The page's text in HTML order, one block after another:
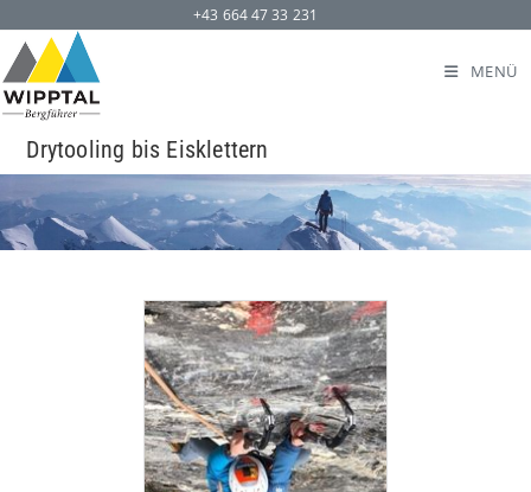
+43 664 47 33 231
MENÜ
Drytooling bis Eisklettern